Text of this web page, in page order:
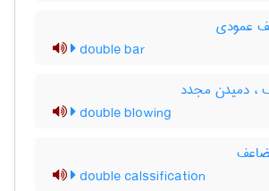
عمودی
double bar
دمیدن مجدد
double blowing
double calssification